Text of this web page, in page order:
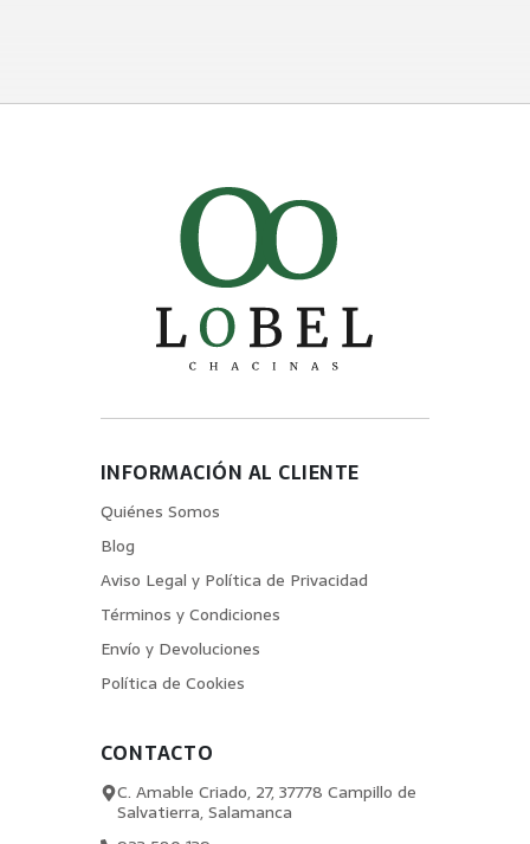
INFORMACIÓN AL CLIENTE
Quiénes Somos
Blog
Aviso Legal y Política de Privacidad
Términos y Condiciones
Envío y Devoluciones
Política de Cookies
CONTACTO
C. Amable Criado, 27, 37778 Campillo de
Salvatierra, Salamanca